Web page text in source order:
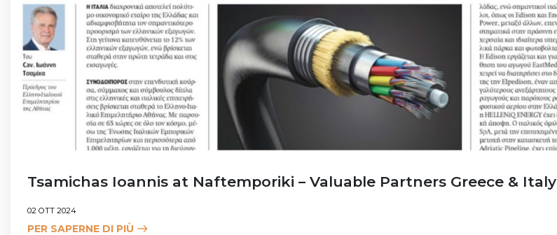
Tsamichas Ioannis at Naftemporiki – Valuable Partners Greece & Italy
02 OTT 2024
PER SAPERNE DI PIÙ